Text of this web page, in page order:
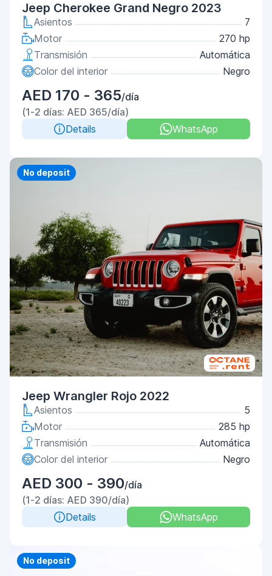
Jeep Cherokee Grand Negro 2023
Asientos
7
Motor
270 hp
Transmisión
Automática
Color del interior
Negro
AED 170 - 365/día
(1-2 días: AED 365/día)
Details
WhatsApp
Priority
No deposit
Jeep Wrangler Rojo 2022
Asientos
5
Motor
285 hp
Transmisión
Automática
Color del interior
Negro
AED 300 - 390/día
(1-2 días: AED 390/día)
Details
WhatsApp
Priority
No deposit